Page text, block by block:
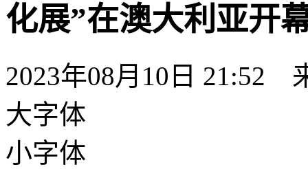
化展”在澳大利亚开
2023年08月10日 21:52
大字体
小字体